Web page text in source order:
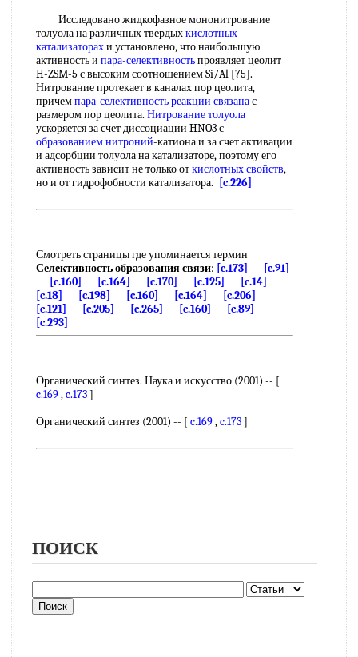
Исследовано жидкофазное мононитрование
толуола на различных твердыхкислотных
катализаторахи установлено, что наибольшую
активность и пара-селективностьпроявляет цеолит
H-ZSM-5 с высоким соотношением Si/Al [75].
Нитрование протекает в каналах пор цеолита,
причемпара-селективностьреакции связанас
размером пор цеолита. Нитрование толуола
ускоряется за счет диссоциации HNO3 с
образованием нитроний-катиона и за счет активации
и адсорбции толуола на катализаторе, поэтому его
активность зависит не только откислотных свойств,
но и от гидрофобности катализатора.
[c.226]
Смотреть страницы где упоминается термин
Селективность образования связи: [c.173]
[c.91]
[c.160]
[c.164] [c.170] [c.125]
[c.14]
[c.18]
[c.198] [c.160] [c.164]
[c.206]
[c.121]
[c.205] [c.265] [c.160]
[c.89]
[c.293]
Органический синтез. Наука и искусство (2001) -- [
c.169,c.173]
Органический синтез (2001) -- [ c.169,c.173]
ПОИСК